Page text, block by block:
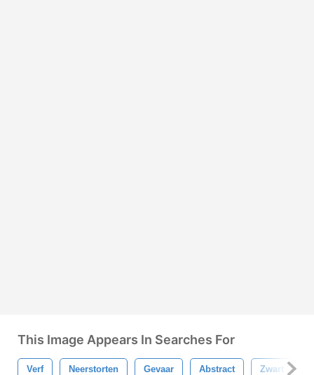
This Image Appears In Searches For
Verf Neerstorten Gevaar Abstract Zwart